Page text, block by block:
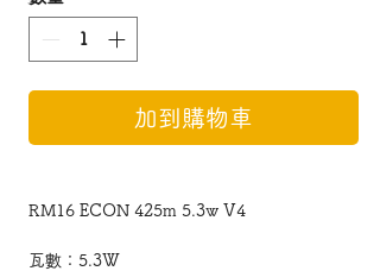
加到購物車
RM16 ECON 425m 5.3w V4
瓦數： 5.3W